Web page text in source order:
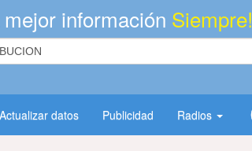
mejor información Siempre!
Actualizar datos Publicidad Radios